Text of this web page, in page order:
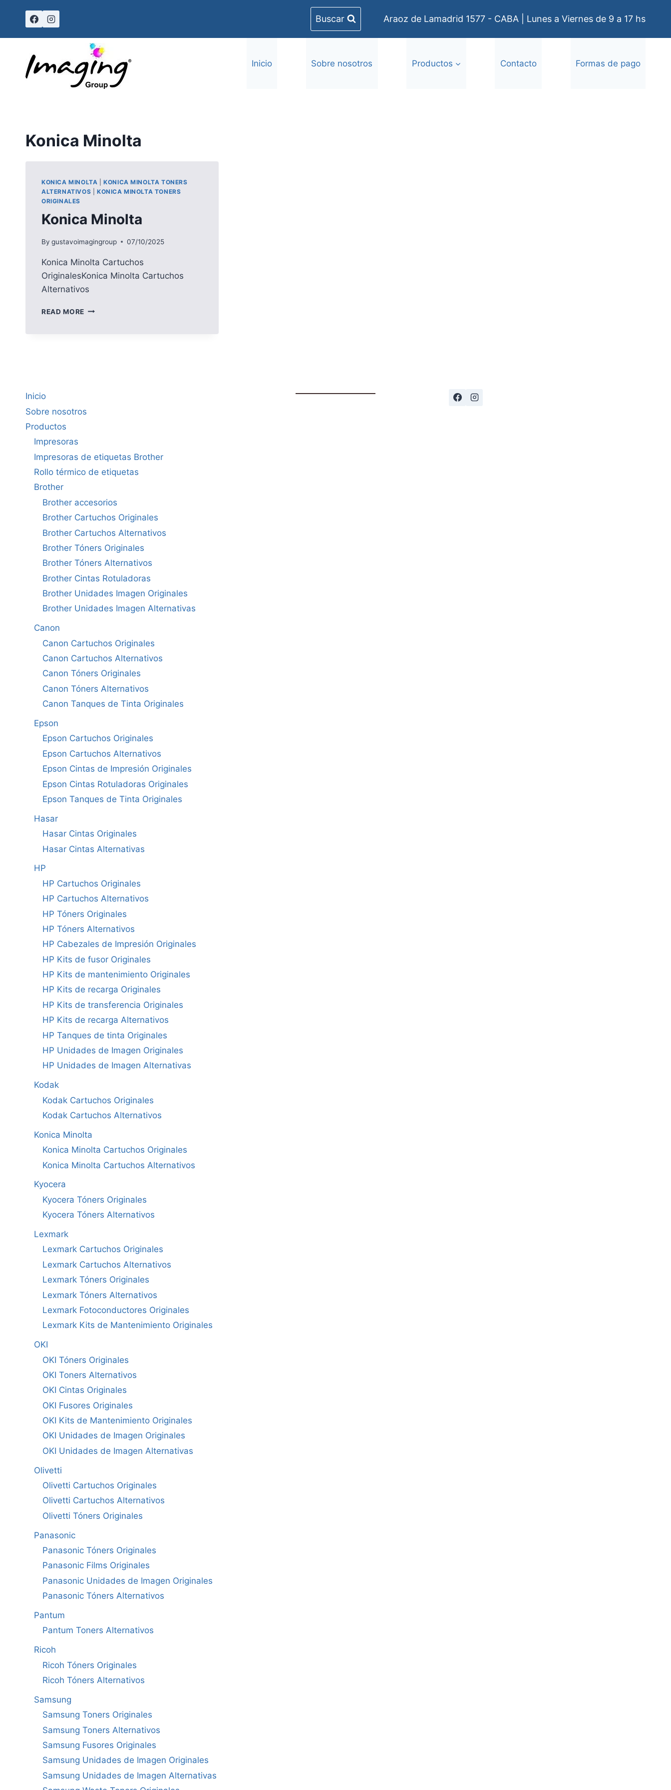
Buscar Araoz de Lamadrid 1577 - CABA | Lunes a Viernes de 9 a 17 hs
Inicio Sobre nosotros Productos Contacto Formas de pago
Konica Minolta
KONICA MINOLTA |KONICA MINOLTA TONERS
ALTERNATIVOS
KONICA MINOLTA TONERS
ORIGINALES
Konica Minolta
By gustavoimagingroup 07/10/2025
Konica Minolta Cartuchos
OriginalesKonica Minolta Cartuchos
Alternativos
READ MORE KONICA
Inicio
Sobre nosotros
Productos
Impresoras
Impresoras de etiquetas Brother
Rollo térmico de etiquetas
Brother
Brother accesorios
Brother Cartuchos Originales
Brother Cartuchos Alternativos
Brother Tóners Originales
Brother Tóners Alternativos
Brother Cintas Rotuladoras
Brother Unidades Imagen Originales
Brother Unidades Imagen Alternativas
Canon
Canon Cartuchos Originales
Canon Cartuchos Alternativos
Canon Tóners Originales
Canon Tóners Alternativos
Canon Tanques de Tinta Originales
Epson
Epson Cartuchos Originales
Epson Cartuchos Alternativos
Epson Cintas de Impresión Originales
Epson Cintas Rotuladoras Originales
Epson Tanques de Tinta Originales
Hasar
Hasar Cintas Originales
Hasar Cintas Alternativas
HP
HP Cartuchos Originales
HP Cartuchos Alternativos
HP Tóners Originales
HP Tóners Alternativos
HP Cabezales de Impresión Originales
HP Kits de fusor Originales
HP Kits de mantenimiento Originales
HP Kits de recarga Originales
HP Kits de transferencia Originales
HP Kits de recarga Alternativos
HP Tanques de tinta Originales
HP Unidades de Imagen Originales
HP Unidades de Imagen Alternativas
Kodak
Kodak Cartuchos Originales
Kodak Cartuchos Alternativos
Konica Minolta
Konica Minolta Cartuchos Originales
Konica Minolta Cartuchos Alternativos
Kyocera
Kyocera Tóners Originales
Kyocera Tóners Alternativos
Lexmark
Lexmark Cartuchos Originales
Lexmark Cartuchos Alternativos
Lexmark Tóners Originales
Lexmark Tóners Alternativos
Lexmark Fotoconductores Originales
Lexmark Kits de Mantenimiento Originales
OKI
OKI Tóners Originales
OKI Toners Alternativos
OKI Cintas Originales
OKI Fusores Originales
OKI Kits de Mantenimiento Originales
OKI Unidades de Imagen Originales
OKI Unidades de Imagen Alternativas
Olivetti
Olivetti Cartuchos Originales
Olivetti Cartuchos Alternativos
Olivetti Tóners Originales
Panasonic
Panasonic Tóners Originales
Panasonic Films Originales
Panasonic Unidades de Imagen Originales
Panasonic Tóners Alternativos
Pantum
Pantum Toners Alternativos
Ricoh
Ricoh Tóners Originales
Ricoh Tóners Alternativos
Samsung
Samsung Toners Originales
Samsung Toners Alternativos
Samsung Fusores Originales
Samsung Unidades de Imagen Originales
Samsung Unidades de Imagen Alternativas